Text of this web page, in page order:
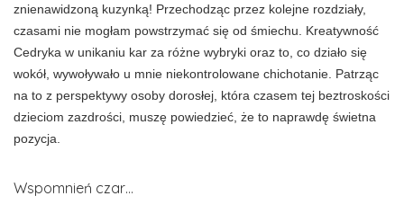
znienawidzoną kuzynką! Przechodząc przez kolejne rozdziały,
czasami nie mogłam powstrzymać się od śmiechu. Kreatywność
Cedryka w unikaniu kar za różne wybryki oraz to, co działo się
wokół, wywoływało u mnie niekontrolowane chichotanie. Patrząc
na to z perspektywy osoby dorosłej, która czasem tej beztroskości
dzieciom zazdrości, muszę powiedzieć, że to naprawdę świetna
pozycja.
Wspomnień czar…